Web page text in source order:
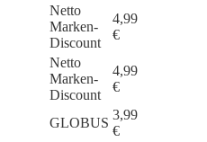
Netto
Marken-
Discount
4,99
€
Netto
Marken-
Discount
4,99
€
GLOBUS
3,99
€